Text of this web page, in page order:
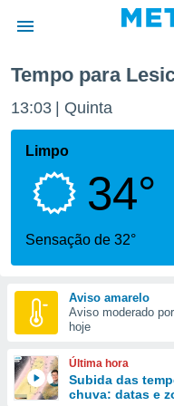
da
foi
fornecidas
a este
das
e
forma
digital
Tempo para
13:03 Quinta
Limpo
34°
Sensação de 32°
Aviso amarelo
Aviso moderado
hoje
Última hora
Subida das
chuva: datas e